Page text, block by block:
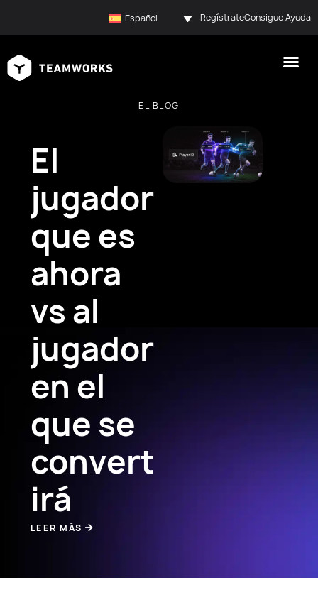
Español RegístrateConsigue Ayuda
EL BLOG
El
jugador
que es
ahora
vs al
jugador
en el
que se
convert
irá
LEER MÁS